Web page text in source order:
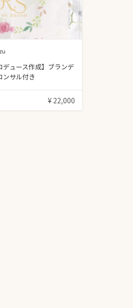
デュース作成】ブランデ
ンサル付き
¥ 22,000